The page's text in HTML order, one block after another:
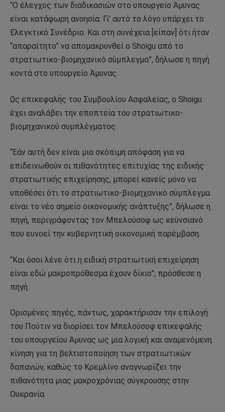
“Ο έλεγχος των διαδικασιών στο υπουργείο Άμυνας
είναι κατάφωρη ανοησία. Γι’ αυτό το λόγο υπάρχει το
Ελεγκτικό Συνέδριο. Και στη συνέχεια [είπαν] ότι ήταν
“απαραίτητο” να απομακρυνθεί ο Shoigu από το
στρατιωτικο-βιομηχανικό σύμπλεγμα”, δήλωσε η πηγή
κοντά στο υπουργείο Άμυνας.
Ως επικεφαλής του Συμβουλίου Ασφαλείας, ο Shoigu
έχει αναλάβει την εποπτεία του στρατιωτικο-
βιομηχανικού συμπλέγματος.
“Εάν αυτή δεν είναι μια σκόπιμη απόφαση για να
επιδεινωθούν οι πιθανότητες επιτυχίας της ειδικής
στρατιωτικής επιχείρησης, μπορεί κανείς μόνο να
υποθέσει ότι το στρατιωτικο-βιομηχανικό σύμπλεγμα
είναι το νέο σημείο οικονομικής ανάπτυξης”, δήλωσε η
πηγή, περιγράφοντας τον Μπελούσοφ ως κεϋνσιανό
που ευνοεί την κυβερνητική οικονομική παρέμβαση.
“Και όσοι λένε ότι η ειδική στρατιωτική επιχείρηση
είναι εδώ μακροπρόθεσμα έχουν δίκιο”, πρόσθεσε η
πηγή.
Ορισμένες πηγές, πάντως, χαρακτήρισαν την επιλογή
του Πούτιν να διορίσει τον Μπελούσοφ επικεφαλής
του υπουργείου Άμυνας ως μια λογική και αναμενόμενη
κίνηση για τη βελτιστοποίηση των στρατιωτικών
δαπανών, καθώς το Κρεμλίνο αναγνωρίζει την
πιθανότητα μιας μακροχρόνιας σύγκρουσης στην
Ουκρανία.